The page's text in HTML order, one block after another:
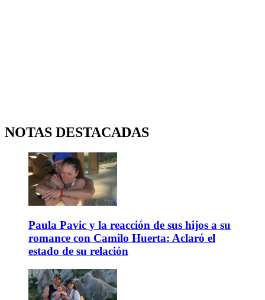
NOTAS DESTACADAS
Paula Pavic y la reacción de sus hijos a su
romance con Camilo Huerta: Aclaró el
estado de su relación